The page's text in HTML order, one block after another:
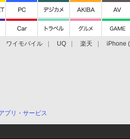
ワイモバイル UQ 楽天 iPhone
プリ・サービス